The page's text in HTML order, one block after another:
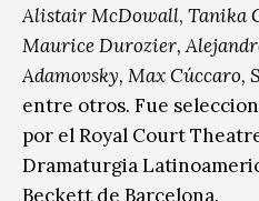
Alistair McDowall, Tanika
Maurice Durozier,
Adamovsky, Max Cúccaro,
entre otros. Fue
por el Royal Court
Dramaturgia
Beckett de Barcelona.